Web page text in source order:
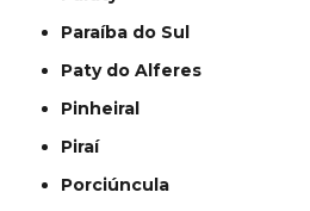
Paraíba do Sul
Paty do Alferes
Pinheiral
Piraí
Porciúncula